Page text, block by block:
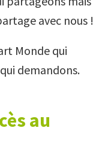
avec nous !
Monde qui
demandons.
au